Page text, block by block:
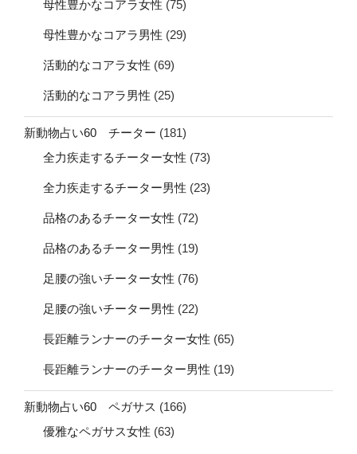
母性豊かなコアラ女性 (75)
母性豊かなコアラ男性 (29)
活動的なコアラ女性 (69)
活動的なコアラ男性 (25)
新動物占い60 チーター (181)
全力疾走するチーター女性 (73)
全力疾走するチーター男性 (23)
品格のあるチーター女性 (72)
品格のあるチーター男性 (19)
足腰の強いチーター女性 (76)
足腰の強いチーター男性 (22)
長距離ランナーのチーター女性 (65)
長距離ランナーのチーター男性 (19)
新動物占い60 ペガサス (166)
優雅なペガサス女性 (63)